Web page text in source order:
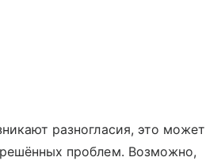
разногласия, это может
проблем. Возможно,